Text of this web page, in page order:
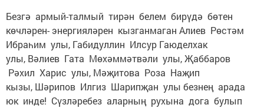
Безгә армый-талмый тирән белем бирүдә бөтен
көчләрен- энергияләрен кызганмаган Алиев Рөстәм
Ибраһим улы, Габидуллин Илсур Гаюделхак
улы, Вәлиев Гата Мөхәммәтвәли улы, Җаббаров
Рәхил Харис улы, Мәҗитова Роза Наҗип
кызы, Шәрипов Илгиз Шарипҗан улы безнең арада
юк инде! Сүзләребез аларның рухына дога булып